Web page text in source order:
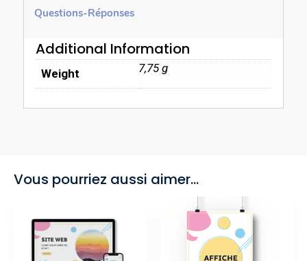
Questions-Réponses
Additional Information
Weight 7,75 g
Vous pourriez aussi aimer...